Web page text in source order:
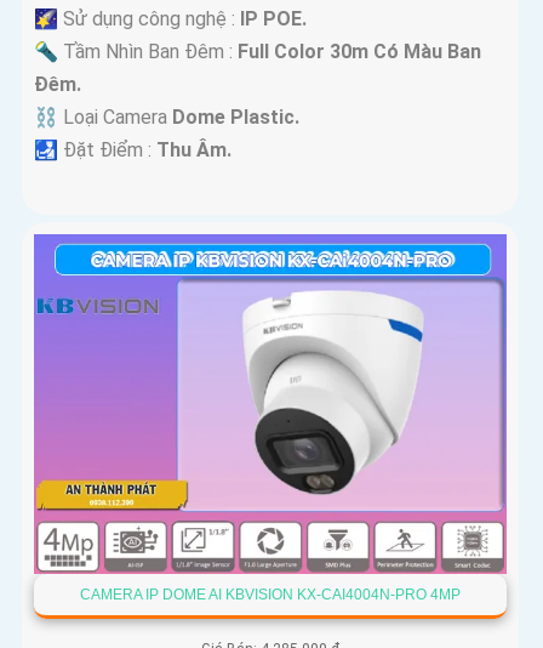
🌠 Sử dụng công nghệ :
IP POE.
🔦 Tầm Nhìn Ban Đêm : Full Color 30m Có Màu Ban
Ðêm.
⛓ Loại Camera Dome Plastic.
️🛃 Đặt Điểm : Thu Âm.
CAMERA IP DOME AI KBVISION KX-CAI4004N-PRO 4MP